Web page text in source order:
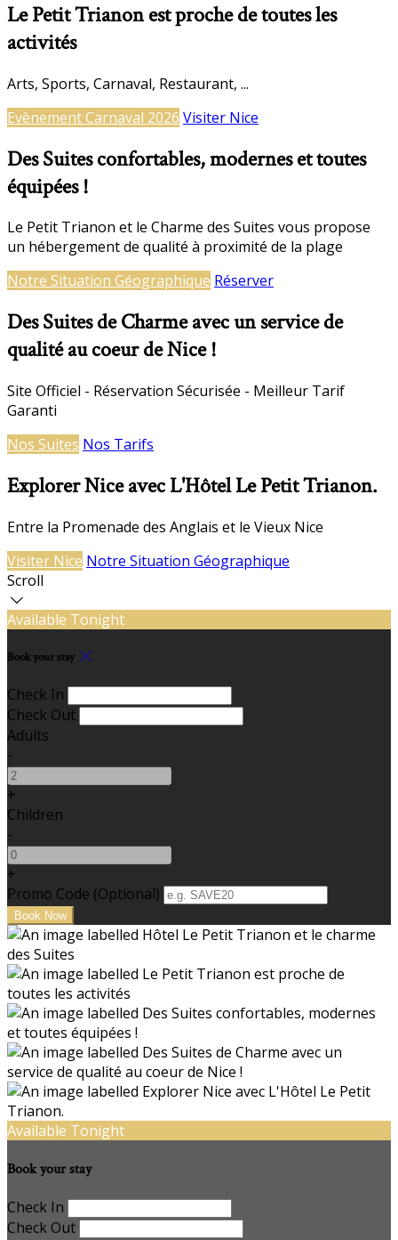
Le Petit Trianon est proche de toutes les
activités
Arts, Sports, Carnaval, Restaurant, ...
Evènement Carnaval 2026 Visiter Nice
Des Suites confortables, modernes et toutes
équipées !
Le Petit Trianon et le Charme des Suites vous propose
un hébergement de qualité à proximité de la plage
Notre Situation Géographique Réserver
Des Suites de Charme avec un service de
qualité au coeur de Nice !
Site Officiel - Réservation Sécurisée - Meilleur Tarif
Garanti
Nos Suites Nos Tarifs
Explorer Nice avec L'Hôtel Le Petit Trianon.
Entre la Promenade des Anglais et le Vieux Nice
Visiter Nice Notre Situation Géographique
Scroll
Available Tonight
Book your stay
Check In
Check Out
Adults
-
+
Children
-
+
Promo Code (Optional)
Available Tonight
Book your stay
Check In
Check Out